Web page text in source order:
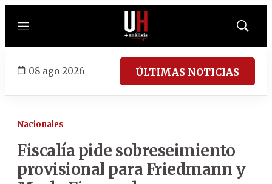
Menú
Mostrar
08 ago 2026 ÚLTIMAS NOTICIAS
Nacionales
Fiscalía pide sobreseimiento
provisional para Friedmann y